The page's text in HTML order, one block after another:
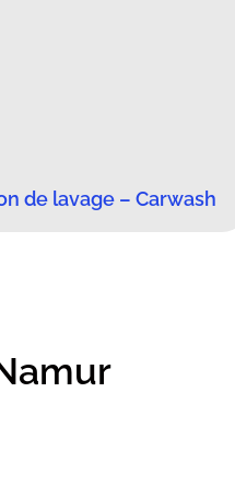
de lavage – Carwash